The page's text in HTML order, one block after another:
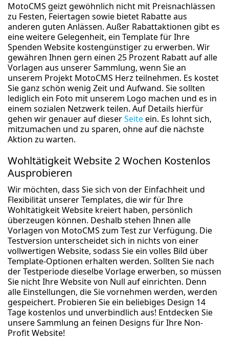
MotoCMS geizt gewöhnlich nicht mit Preisnachlässen
zu Festen, Feiertagen sowie bietet Rabatte aus
anderen guten Anlässen. Außer Rabattaktionen gibt es
eine weitere Gelegenheit, ein Template für Ihre
Spenden Website kostengünstiger zu erwerben. Wir
gewähren Ihnen gern einen 25 Prozent Rabatt auf alle
Vorlagen aus unserer Sammlung, wenn Sie an
unserem Projekt MotoCMS Herz teilnehmen. Es kostet
Sie ganz schön wenig Zeit und Aufwand. Sie sollten
lediglich ein Foto mit unserem Logo machen und es in
einem sozialen Netzwerk teilen. Auf Details hierfür
gehen wir genauer auf dieserSeiteein. Es lohnt sich,
mitzumachen und zu sparen, ohne auf die nächste
Aktion zu warten.
Wohltätigkeit Website 2 Wochen Kostenlos
Ausprobieren
Wir möchten, dass Sie sich von der Einfachheit und
Flexibilität unserer Templates, die wir für Ihre
Wohltätigkeit Website kreiert haben, persönlich
überzeugen können. Deshalb stehen Ihnen alle
Vorlagen von MotoCMS zum Test zur Verfügung. Die
Testversion unterscheidet sich in nichts von einer
vollwertigen Website, sodass Sie ein volles Bild über
Template-Optionen erhalten werden. Sollten Sie nach
der Testperiode dieselbe Vorlage erwerben, so müssen
Sie nicht Ihre Website von Null auf einrichten. Denn
alle Einstellungen, die Sie vornehmen werden, werden
gespeichert. Probieren Sie ein beliebiges Design 14
Tage kostenlos und unverbindlich aus! Entdecken Sie
unsere Sammlung an feinen Designs für Ihre Non-
Profit Website!